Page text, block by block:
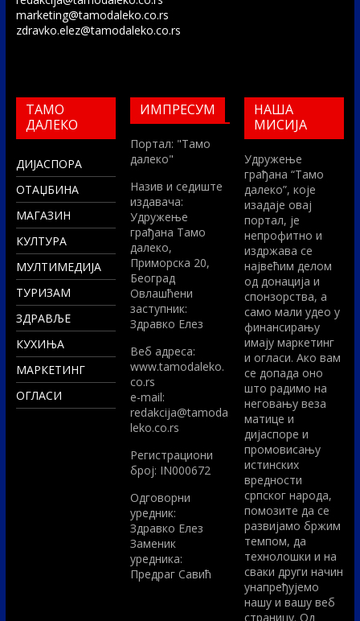
marketing@tamodaleko.co.rs
zdravko.elez@tamodaleko.co.rs
ТАМО
ДАЛЕКО
ДИЈАСПОРА
ОТАЏБИНА
МАГАЗИН
КУЛТУРА
МУЛТИМЕДИЈА
ТУРИЗАМ
ЗДРАВЉЕ
КУХИЊА
МАРКЕТИНГ
ОГЛАСИ
ИМПРЕСУМ
Портал: "Тамо
далеко"
Назив и седиште
издавача:
Удружење
грађана Тамо
далеко,
Приморска 20,
Београд
Овлашћени
заступник:
Здравко Елез
Вeб адреса:
www.tamodaleko.
co.rs
e-mail:
redakcija@tamoda
leko.co.rs
Регистрациони
број: IN000672
Одговорни
уредник:
Здравко Елез
Заменик
уредника:
Предраг Савић
НАША
МИСИЈА
Удружење
грађана “Тамо
далеко”, које
изадаје овај
портал, је
непрофитно и
издржава се
највећим делом
од донација и
спонзорства, а
само мали удео у
финансирању
имају маркетинг
и огласи. Ако вам
се допада оно
што радимо на
неговању веза
матице и
дијаспоре и
промовисању
истинских
вредности
српског народа,
помозите да се
развијамо бржим
темпом, да
технолошки и на
сваки други начин
унапређујемо
нашу и вашу веб
страницу. Од